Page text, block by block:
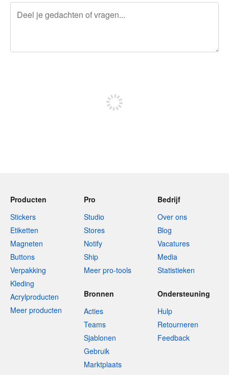
Producten
Stickers
Etiketten
Magneten
Buttons
Verpakking
Kleding
Acrylproducten
Meer producten
Pro
Studio
Stores
Notify
Ship
Meer pro-tools
Bedrijf
Over ons
Blog
Vacatures
Media
Statistieken
Bronnen
Acties
Teams
Sjablonen
Gebruik
Marktplaats
Ondersteuning
Hulp
Retourneren
Feedback